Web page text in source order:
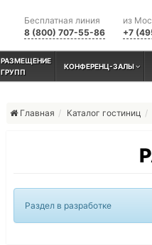
из
+7
Бесплатная линия
8 (800) 707-55-86
РАЗМЕЩЕНИЕ
ГРУПП
КОНФЕРЕНЦ-ЗАЛЫ
Главная Каталог гостиниц
Раздел в разработке